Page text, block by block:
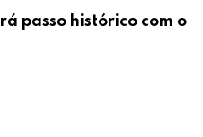
passo histórico com o